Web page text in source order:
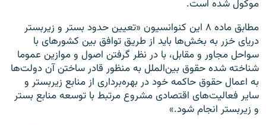
موکول شده است.
مطابق ماده ۸ این کنوانسیون «تعیین حدود بستر و زیربستر
دریای خزر به بخش‌ها باید از طریق توافق بین کشورهای با
سواحل مجاور و مقابل، با در نظر گرفتن اصول و موازین عموما
شناخته شده حقوق بین‌الملل به منظور قادر ساختن آن دولت‌ها
به اعمال حقوق حاکمه خود در بهره‌برداری از منابع زیربستر و
سایر فعالیت‌های اقتصادی مشروع مرتبط با توسعه منابع بستر
و زیربستر انجام شود.»